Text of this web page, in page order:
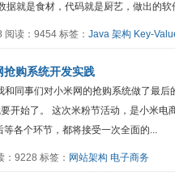
据就是食材，代码就是厨艺，做出的软
读：9454 标签： Java 架构 Key-
购系统开发实践
同事们对小米网的抢购系统做了最
开始了。 这次米粉节活动，是小米
各个环节，都将接受一次全面的...
9228 标签： 网站架构 电子商务